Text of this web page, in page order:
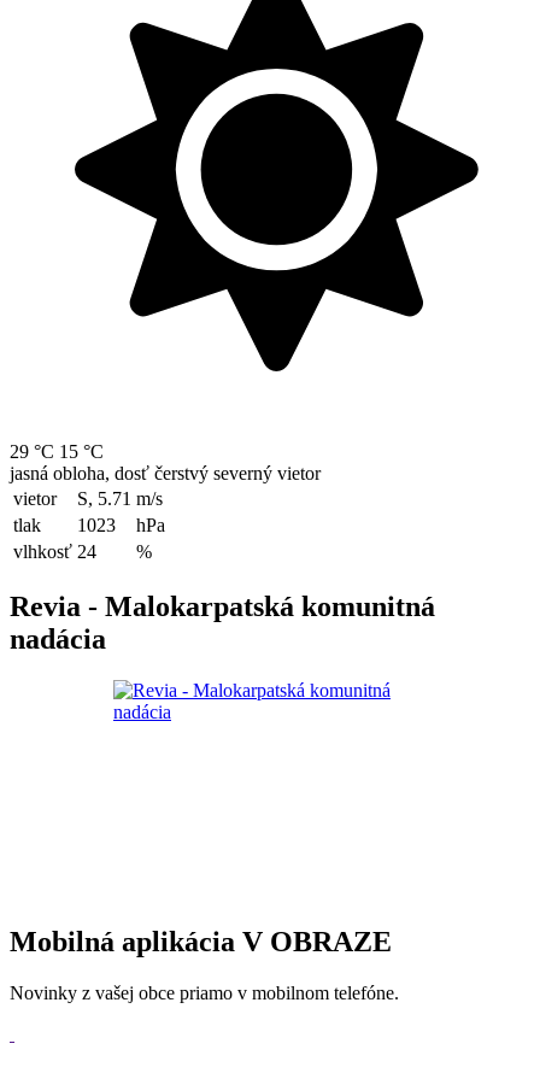
29 °C 15 °C
jasná obloha, dosť čerstvý severný vietor
vietor
S, 5.71 m/s
tlak
1023
hPa
vlhkosť 24 %
Revia - Malokarpatská komunitná
nadácia
Mobilná aplikácia V OBRAZE
Novinky z vašej obce priamo v mobilnom telefóne.